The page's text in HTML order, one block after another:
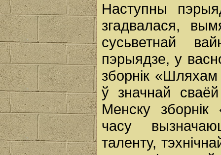
Наступны
згадвалася,
сусьветнай
пэрыядзе, у
зборнік
ў значнай
Менску
часу
таленту,